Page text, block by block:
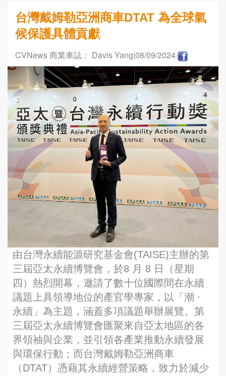
台灣戴姆勒亞洲商車DTAT 為全球氣
候保護具體貢獻
CVNews 商業車誌： Davis Yang|08/09/2024
由台灣永續能源研究基金會(TAISE)主辦的第
三屆亞太永續博覽會，於8 月 8 日（星期
四）熱烈開幕，邀請了數十位國際間在永續
議題上具領導地位的產官學專家，以「潮 ·
永續」為主題，涵蓋多項議題舉辦展覽。第
三屆亞太永續博覽會匯聚來自亞太地區的各
界領袖與企業，並引領各產業推動永續發展
與環保行動；而台灣戴姆勒亞洲商車
（DTAT）憑藉其永續經營策略，致力於減少